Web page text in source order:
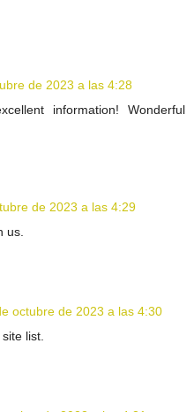
de 2023 a las 4:28
information! Wonderful
de 2023 a las 4:29
us.
octubre de 2023 a las 4:30
list.